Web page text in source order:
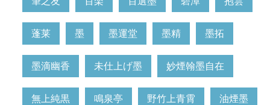
蓬莱 墨 墨運堂 墨精 墨拓
墨滴幽香 未仕上げ墨 妙煙翰墨自在
無上純黒 鳴泉亭 野竹上青霄 油煙墨